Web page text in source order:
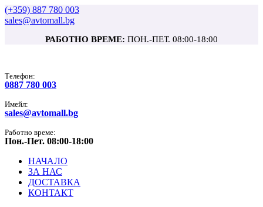
(+359) 887 780 003
sales@avtomall.bg
РАБОТНО ВРЕМЕ: ПОН.-ПЕТ. 08:00-18:00
Tелефон:
0887 780 003
Имейл:
sales@avtomall.bg
Работно време:
Пон.-Пет. 08:00-18:00
НАЧАЛО
ЗА НАС
ДОСТАВКА
КОНТАКТ